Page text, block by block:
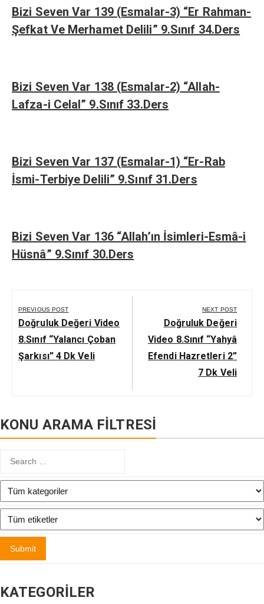
Bizi Seven Var 139 (Esmalar-3) “Er Rahman-
Şefkat Ve Merhamet Delili” 9.Sınıf 34.Ders
Bizi Seven Var 138 (Esmalar-2) “Allah-
Lafza-i Celal” 9.Sınıf 33.Ders
Bizi Seven Var 137 (Esmalar-1) “Er-Rab
İsmi-Terbiye Delili” 9.Sınıf 31.Ders
Bizi Seven Var 136 “Allah’ın İsimleri-Esmâ-i
Hüsnâ” 9.Sınıf 30.Ders
gezinmesi
PREVIOUS POST
Previous
Post:
Doğruluk Değeri Video
8.Sınıf “Yalancı Çoban
Şarkısı” 4 Dk Veli
NEXT POST
Next
Post:
Doğruluk Değeri
Video 8.Sınıf “Yahyâ
Efendi Hazretleri 2”
7 Dk Veli
KONU ARAMA FİLTRESİ
KATEGORILER